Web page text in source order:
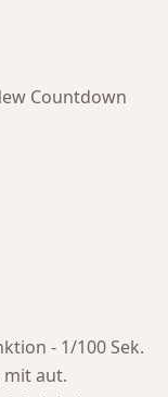
Countdown
- 1/100 Sek.
mit aut.